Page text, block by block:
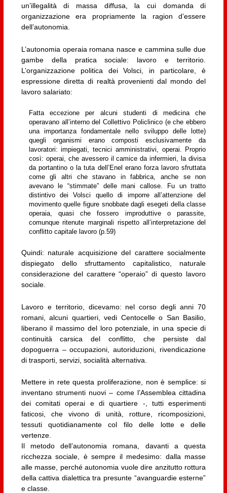
un’illegalità di massa diffusa, la cui domanda di
organizzazione era propriamente la ragion d’essere
dell’autonomia.
L’autonomia operaia romana nasce e cammina sulle due
gambe della pratica sociale: lavoro e territorio.
L’organizzazione politica dei Volsci, in particolare, è
espressione diretta di realtà provenienti dal mondo del
lavoro salariato:
Fatta eccezione per alcuni studenti di medicina che
operavano all’interno del Collettivo Policlinico (e che ebbero
una importanza fondamentale nello sviluppo delle lotte)
quegli organismi erano composti esclusivamente da
lavoratori: impiegati, tecnici amministrativi, operai. Proprio
così: operai, che avessero il camice da infermieri, la divisa
da portantino o la tuta dell’Enel erano forza lavoro sfruttata
come gli altri che stavano in fabbrica, anche se non
avevano le “stimmate” delle mani callose. Fu un tratto
distintivo dei Volsci quello di imporre all’attenzione del
movimento quelle figure snobbate dagli esegeti della classe
operaia, quasi che fossero improduttive o parassite,
comunque ritenute marginali rispetto all’interpretazione del
conflitto capitale lavoro (p.59)
Quindi: naturale acquisizione del carattere socialmente
dispiegato dello sfruttamento capitalistico, naturale
considerazione del carattere “operaio” di questo lavoro
sociale.
Lavoro e territorio, dicevamo: nel corso degli anni 70
romani, alcuni quartieri, vedi Centocelle o San Basilio,
liberano il massimo del loro potenziale, in una specie di
continuità carsica del conflitto, che persiste dal
dopoguerra – occupazioni, autoriduzioni, rivendicazione
di trasporti, servizi, socialità alternativa.
Mettere in rete questa proliferazione, non è semplice: si
inventano strumenti nuovi – come l’Assemblea cittadina
dei comitati operai e di quartiere -, tutti esperimenti
faticosi, che vivono di unità, rotture, ricomposizioni,
tessuti quotidianamente col filo delle lotte e delle
vertenze.
Il metodo dell’autonomia romana, davanti a questa
ricchezza sociale, è sempre il medesimo: dalla masse
alle masse, perché autonomia vuole dire anzitutto rottura
della cattiva dialettica tra presunte “avanguardie esterne”
e classe.